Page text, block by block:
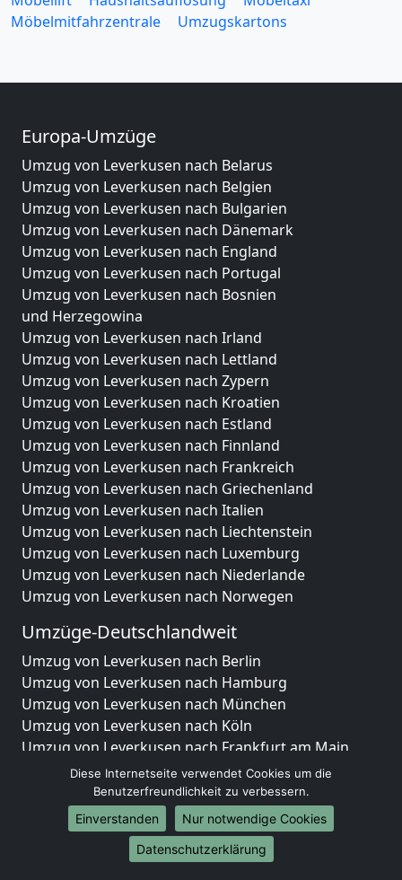
Möbelmitfahrzentrale
Umzugskartons
Europa-Umzüge
Umzug von Leverkusen nach Belarus
Umzug von Leverkusen nach Belgien
Umzug von Leverkusen nach Bulgarien
Umzug von Leverkusen nach Dänemark
Umzug von Leverkusen nach England
Umzug von Leverkusen nach Portugal
Umzug von Leverkusen nach Bosnien
und Herzegowina
Umzug von Leverkusen nach Irland
Umzug von Leverkusen nach Lettland
Umzug von Leverkusen nach Zypern
Umzug von Leverkusen nach Kroatien
Umzug von Leverkusen nach Estland
Umzug von Leverkusen nach Finnland
Umzug von Leverkusen nach Frankreich
Umzug von Leverkusen nach Griechenland
Umzug von Leverkusen nach Italien
Umzug von Leverkusen nach Liechtenstein
Umzug von Leverkusen nach Luxemburg
Umzug von Leverkusen nach Niederlande
Umzug von Leverkusen nach Norwegen
Umzüge-Deutschlandweit
Umzug von Leverkusen nach Berlin
Umzug von Leverkusen nach Hamburg
Umzug von Leverkusen nach München
Umzug von Leverkusen nach Köln
Umzug von Leverkusen nach Frankfurt am Main
Umzug von Leverkusen nach Stuttgart
Umzug von Leverkusen nach Düsseldorf
Umzug von Leverkusen nach Leipzig
Umzug von Leverkusen nach Dortmund
Umzug von Leverkusen nach Essen
Diese Internetseite verwendet Cookies um die
Benutzerfreundlichkeit zu verbessern.
Einverstanden
Nur notwendige Cookies
Datenschutzerklärung